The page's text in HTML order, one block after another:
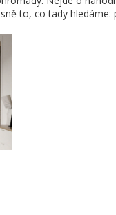
to, co tady